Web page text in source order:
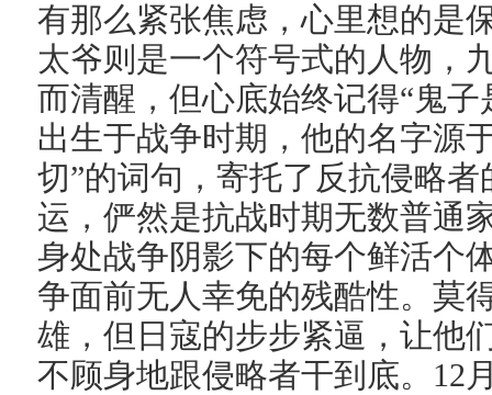
有那么紧张焦虑，心里想的是
太爷则是一个符号式的人物，
而清醒，但心底始终记得“鬼
出生于战争时期，他的名字源
切”的词句，寄托了反抗侵略
运，俨然是抗战时期无数普通
身处战争阴影下的每个鲜活个
争面前无人幸免的残酷性。莫
雄，但日寇的步步紧逼，让他
不顾身地跟侵略者干到底。12